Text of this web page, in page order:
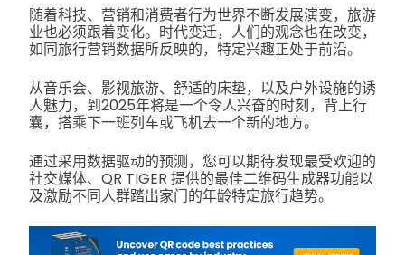
随着科技、营销和消费者行为世界不断发展演变，旅游
业也必须跟着变化。时代变迁，人们的观念也在改变，
如同旅行营销数据所反映的，特定兴趣正处于前沿。
从音乐会、影视旅游、舒适的床垫，以及户外设施的诱
人魅力，到2025年将是一个令人兴奋的时刻，背上行
囊，搭乘下一班列车或飞机去一个新的地方。
通过采用数据驱动的预测，您可以期待发现最受欢迎的
社交媒体、QR TIGER 提供的最佳二维码生成器功能以
及激励不同人群踏出家门的年龄特定旅行趋势。